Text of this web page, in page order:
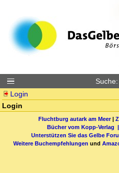
Suche:
Login
Login
Fluchtburg autark am Meer|
Bücher vom Kopp-Verlag |
Unterstützen Sie das Gelbe
Weitere Buchempfehlungen und